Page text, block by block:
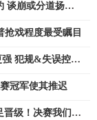
谈崩或分道扬
抢戏程度最受瞩目
犯规&失误控制
冠军使其推迟
晋级！决赛我们来